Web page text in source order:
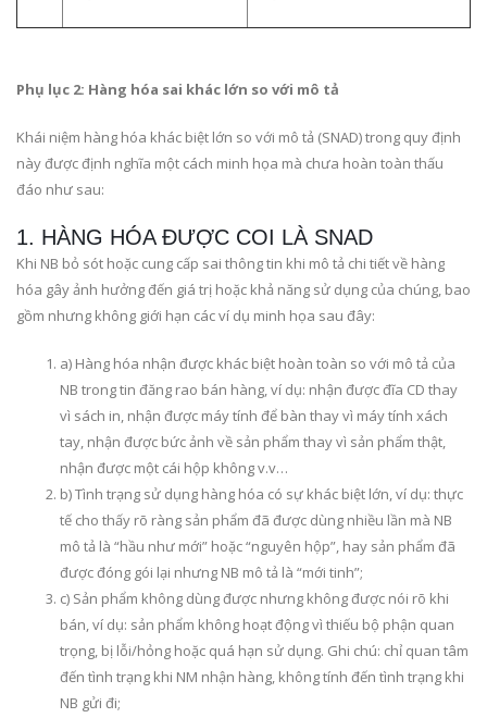
Phụ lục 2: Hàng hóa sai khác lớn so với mô tả
Khái niệm hàng hóa khác biệt lớn so với mô tả (SNAD) trong quy định
này được định nghĩa một cách minh họa mà chưa hoàn toàn thấu
đáo như sau:
1. HÀNG HÓA ĐƯỢC COI LÀ SNAD
Khi NB bỏ sót hoặc cung cấp sai thông tin khi mô tả chi tiết về hàng
hóa gây ảnh hưởng đến giá trị hoặc khả năng sử dụng của chúng, bao
gồm nhưng không giới hạn các ví dụ minh họa sau đây:
a) Hàng hóa nhận được khác biệt hoàn toàn so với mô tả của
NB trong tin đăng rao bán hàng, ví dụ: nhận được đĩa CD thay
vì sách in, nhận được máy tính để bàn thay vì máy tính xách
tay, nhận được bức ảnh về sản phẩm thay vì sản phẩm thật,
nhận được một cái hộp không v.v…
b) Tình trạng sử dụng hàng hóa có sự khác biệt lớn, ví dụ: thực
tế cho thấy rõ ràng sản phẩm đã được dùng nhiều lần mà NB
mô tả là “hầu như mới” hoặc “nguyên hộp”, hay sản phẩm đã
được đóng gói lại nhưng NB mô tả là “mới tinh”;
c) Sản phẩm không dùng được nhưng không được nói rõ khi
bán, ví dụ: sản phẩm không hoạt động vì thiếu bộ phận quan
trọng, bị lỗi/hỏng hoặc quá hạn sử dụng. Ghi chú: chỉ quan tâm
đến tình trạng khi NM nhận hàng, không tính đến tình trạng khi
NB gửi đi;